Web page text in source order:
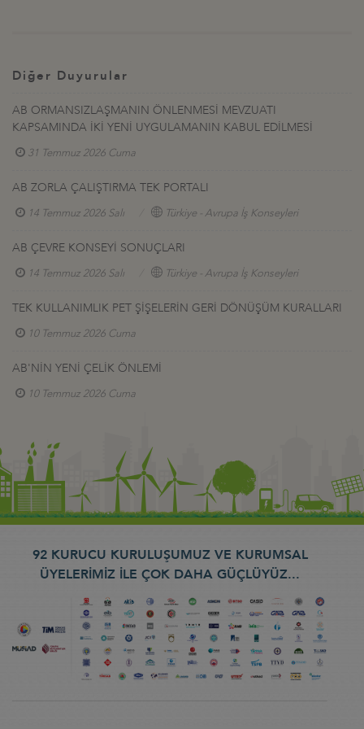
Diğer Duyurular
AB ORMANSIZLAŞMANIN ÖNLENMESİ MEVZUATI
KAPSAMINDA İKİ YENİ UYGULAMANIN KABUL EDİLMESİ
31 Temmuz 2026 Cuma
AB ZORLA ÇALIŞTIRMA TEK PORTALI
14 Temmuz 2026 Salı Türkiye - Avrupa İş Konseyleri
AB ÇEVRE KONSEYİ SONUÇLARI
14 Temmuz 2026 Salı Türkiye - Avrupa İş Konseyleri
TEK KULLANIMLIK PET ŞİŞELERİN GERİ DÖNÜŞÜM KURALLARI
10 Temmuz 2026 Cuma
AB'NİN YENİ ÇELİK ÖNLEMİ
10 Temmuz 2026 Cuma
92 KURUCU KURULUŞUMUZ VE KURUMSAL
ÜYELERİMİZ İLE ÇOK DAHA GÜÇLÜYÜZ...